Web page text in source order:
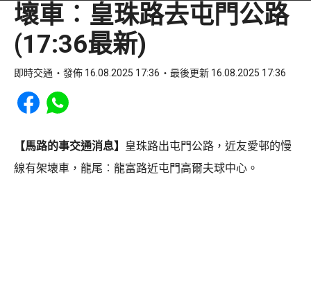
壞車︰皇珠路去屯門公路
(17:36最新)
即時交通 發佈 16.08.2025 17:36 最後更新 16.08.2025 17:36
Share to Facebook
Share to WhatsApp
【馬路的事交通消息】
皇珠路出屯門公路，近友愛邨的慢
線有架壊車，龍尾︰龍富路近屯門高爾夫球中心。